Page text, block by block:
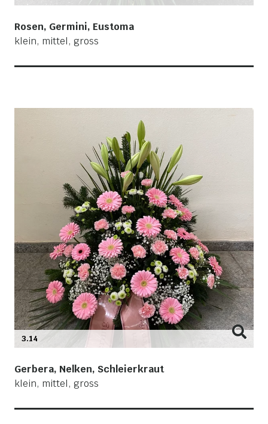
Rosen, Germini, Eustoma
klein, mittel, gross
3.14
Gerbera, Nelken, Schleierkraut
klein, mittel, gross